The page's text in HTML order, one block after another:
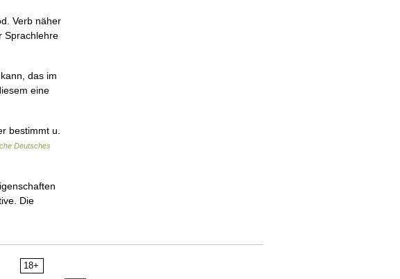
Verb näher
Sprachlehre
das im
eine
bestimmt u.
Deutsches
Die
18+